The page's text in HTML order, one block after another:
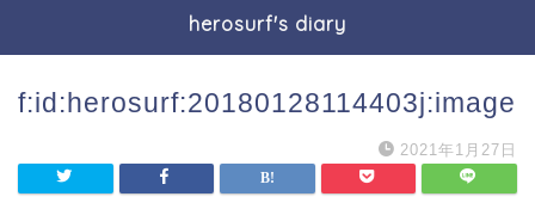
herosurf's diary
f:id:herosurf:20180128114403j:image
2021年1月27日